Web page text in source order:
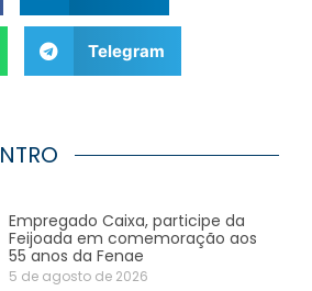
Telegram
Empregado Caixa, participe da
Feijoada em comemoração aos
55 anos da Fenae
5 de agosto de 2026